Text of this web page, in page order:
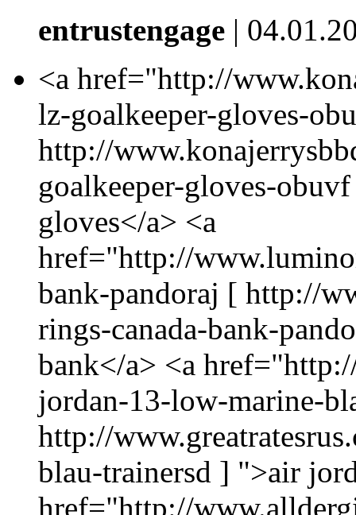
entrustengage |
<a href="http://
lz-goalkeeper-gloves-
http://
goalkeeper-gloves-
gloves</a> <a
href="http://
bank-pandoraj [ http://
rings-canada-bank-
bank</a> <a
jordan-13-low-marine-
http://
blau-trainersd ] ">air
href="http://